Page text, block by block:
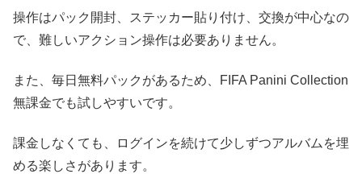
操作はパック開封、ステッカー貼り付け、交換が中心なの
で、難しいアクション操作は必要ありません。
また、毎日無料パックがあるため、FIFA Panini Collection
無課金でも試しやすいです。
課金しなくても、ログインを続けて少しずつアルバムを埋
める楽しさがあります。